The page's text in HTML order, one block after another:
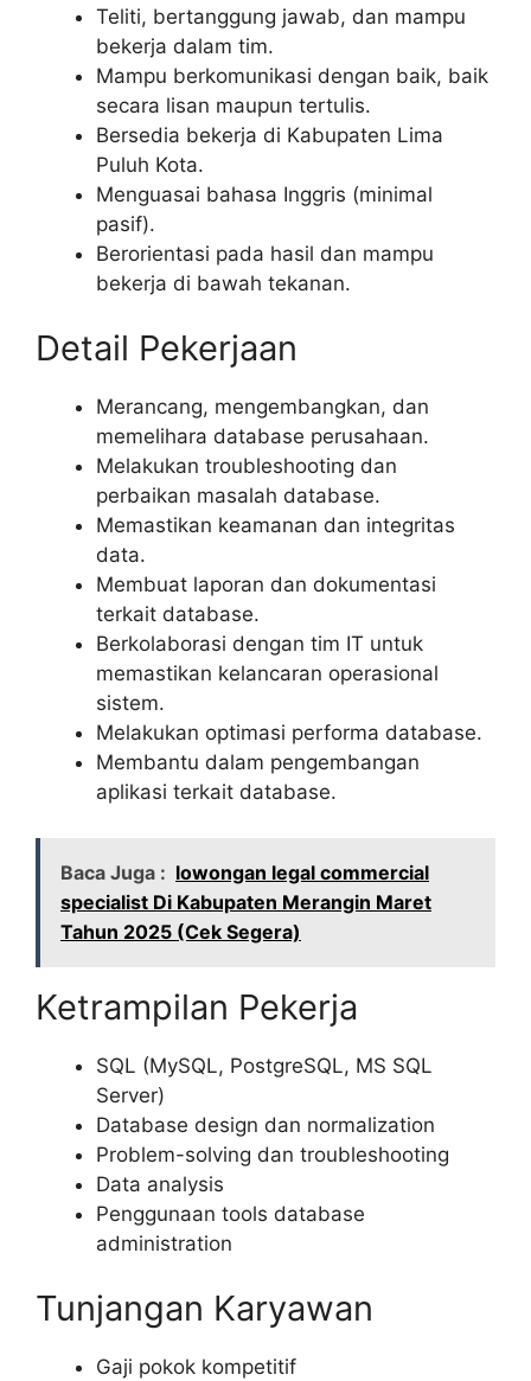
Teliti, bertanggung jawab, dan mampu
bekerja dalam tim.
Mampu berkomunikasi dengan baik, baik
secara lisan maupun tertulis.
Bersedia bekerja di Kabupaten Lima
Puluh Kota.
Menguasai bahasa Inggris (minimal
pasif).
Berorientasi pada hasil dan mampu
bekerja di bawah tekanan.
Detail Pekerjaan
Merancang, mengembangkan, dan
memelihara database perusahaan.
Melakukan troubleshooting dan
perbaikan masalah database.
Memastikan keamanan dan integritas
data.
Membuat laporan dan dokumentasi
terkait database.
Berkolaborasi dengan tim IT untuk
memastikan kelancaran operasional
sistem.
Melakukan optimasi performa database.
Membantu dalam pengembangan
aplikasi terkait database.
Baca Juga : lowongan legal commercial
specialist Di Kabupaten Merangin Maret
Tahun 2025 (Cek Segera)
Ketrampilan Pekerja
SQL (MySQL, PostgreSQL, MS SQL
Server)
Database design dan normalization
Problem-solving dan troubleshooting
Data analysis
Penggunaan tools database
administration
Tunjangan Karyawan
Gaji pokok kompetitif